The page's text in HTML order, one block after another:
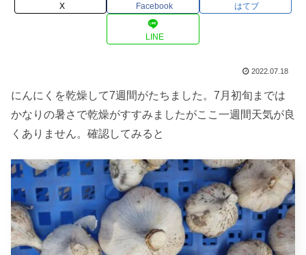
X Facebook はてブ
LINE
2022.07.18
にんにくを乾燥して7週間がたちました。7月初旬までは
かなりの暑さで乾燥がすすみましたがここ一週間天気が良
くありません。確認してみると